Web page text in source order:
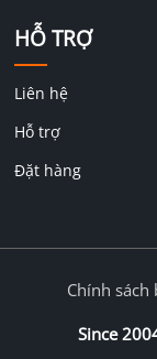
HỖ TRỢ
Liên hệ
Hỗ trợ
Đặt hàng
Since
Chính sách